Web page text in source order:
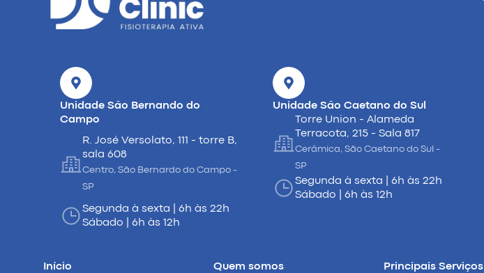
Unidade São Bernando do
Campo
R. José Versolato, 111 - torre B,
sala 608
Centro, São Bernardo do Campo -
SP
Segunda à sexta | 6h às 22h
Sábado | 6h às 12h
Unidade São Caetano do Sul
Torre Union - Alameda
Terracota, 215 - Sala 817
Cerâmica, São Caetano do Sul -
SP
Segunda à sexta | 6h às 22h
Sábado | 6h às 12h
Início
Quem somos
Principais Serviços